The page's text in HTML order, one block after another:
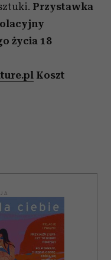
Przystawka
życia 18
Koszt